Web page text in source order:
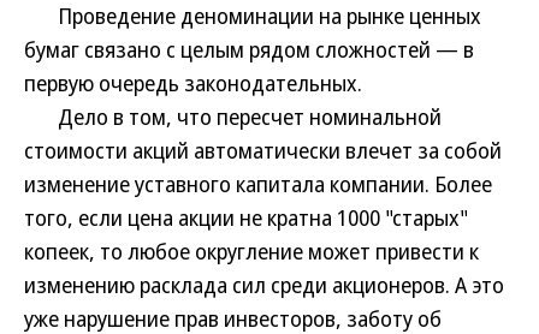
Проведение деноминации на рынке ценных
бумаг связано с целым рядом сложностей — в
первую очередь законодательных.
Дело в том, что пересчет номинальной
стоимости акций автоматически влечет за собой
изменение уставного капитала компании. Более
того, если цена акции не кратна 1000 "старых"
копеек, то любое округление может привести к
изменению расклада сил среди акционеров. А это
уже нарушение прав инвесторов, заботу об